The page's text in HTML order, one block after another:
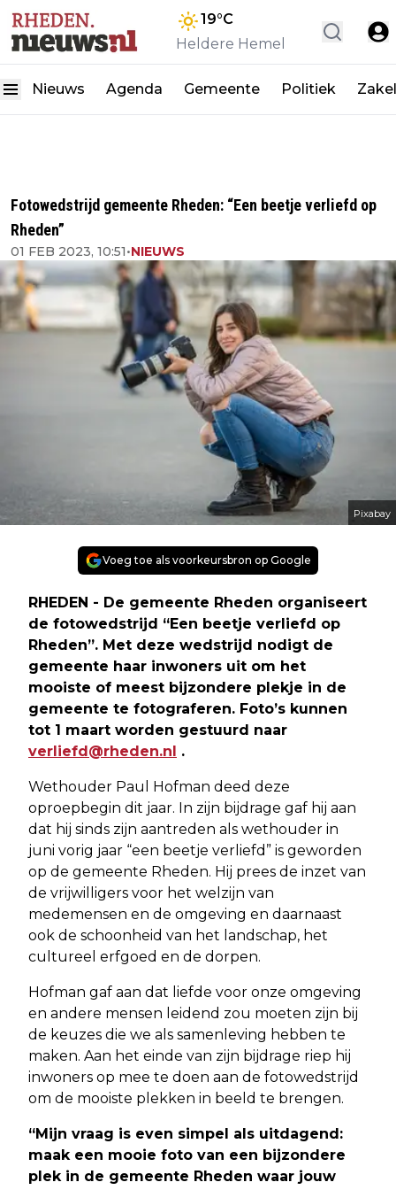
19°C
Heldere Hemel
Nieuws Agenda Gemeente Politiek
Fotowedstrijd gemeente Rheden: “Een beetje verliefd op
Rheden”
01 FEB 2023, 10:51•NIEUWS
Pixabay
Voeg toe als voorkeursbron op Google
RHEDEN - De gemeente Rheden organiseert
de fotowedstrijd “Een beetje verliefd op
Rheden”. Met deze wedstrijd nodigt de
gemeente haar inwoners uit om het
mooiste of meest bijzondere plekje in de
gemeente te fotograferen. Foto’s kunnen
tot 1 maart worden gestuurd naar
verliefd@rheden.nl .
Wethouder Paul Hofman deed deze
oproepbegin dit jaar. In zijn bijdrage gaf hij aan
dat hij sinds zijn aantreden als wethouder in
juni vorig jaar “een beetje verliefd” is geworden
op de gemeente Rheden. Hij prees de inzet van
de vrijwilligers voor het welzijn van
medemensen en de omgeving en daarnaast
ook de schoonheid van het landschap, het
cultureel erfgoed en de dorpen.
Hofman gaf aan dat liefde voor onze omgeving
en andere mensen leidend zou moeten zijn bij
de keuzes die we als samenleving hebben te
maken. Aan het einde van zijn bijdrage riep hij
inwoners op mee te doen aan de fotowedstrijd
om de mooiste plekken in beeld te brengen.
“Mijn vraag is even simpel als uitdagend:
maak een mooie foto van een bijzondere
plek in de gemeente Rheden waar jouw